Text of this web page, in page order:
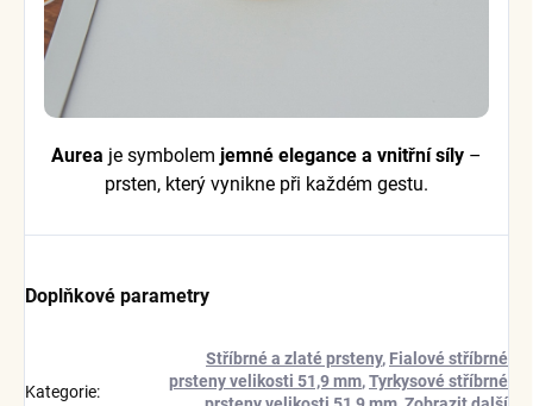
Aurea je symbolem jemné elegance a vnitřní síly –
prsten, který vynikne při každém gestu.
Doplňkové parametry
Kategorie:
Stříbrné a zlaté prsteny, Fialové stříbrné
prsteny velikosti 51,9 mm,Tyrkysové stříbrné